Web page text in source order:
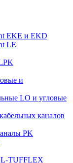
EKE и EKD
LE
и
LO и угловые
каналов
PK
TUFFLEX